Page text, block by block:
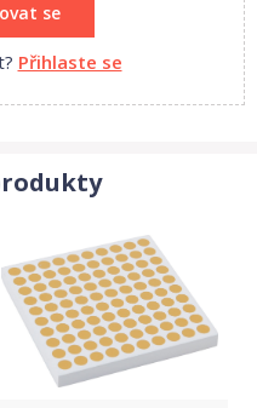
se
Přihlaste se